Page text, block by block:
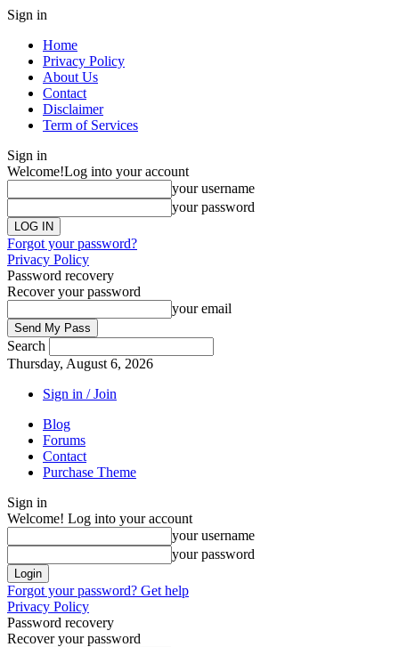
Sign in
Home
Privacy Policy
About Us
Contact
Disclaimer
Term of Services
Sign in
Welcome!Log into your account
your username
your password
Forgot your password?
Privacy Policy
Password recovery
Recover your password
your email
Search
Thursday, August 6, 2026
Sign in / Join
Blog
Forums
Contact
Purchase Theme
Sign in
Welcome! Log into your account
your username
your password
Forgot your password? Get help
Privacy Policy
Password recovery
Recover your password